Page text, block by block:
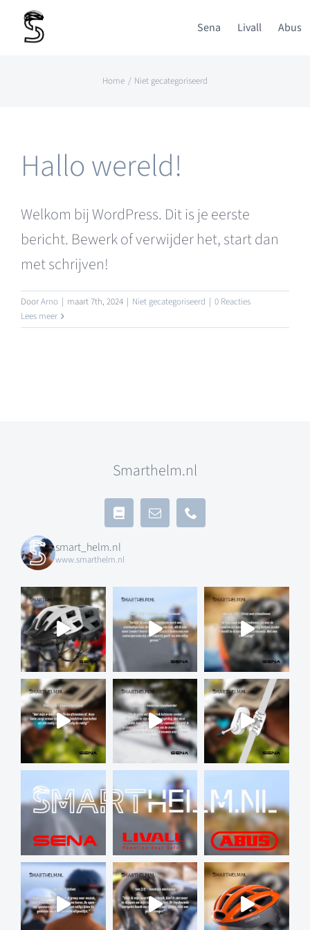
naar
Sena Livall Abus
Home Niet gecategoriseerd
Hallo wereld!
Welkom bij WordPress. Dit is je eerste
bericht. Bewerk of verwijder het, start dan
met schrijven!
DoorArno | maart 7th, 2024 | Niet gecategoriseerd | 0 Reacties
Lees meer
Smarthelm.nl
smart_helm.nl
www.smarthelm.nl